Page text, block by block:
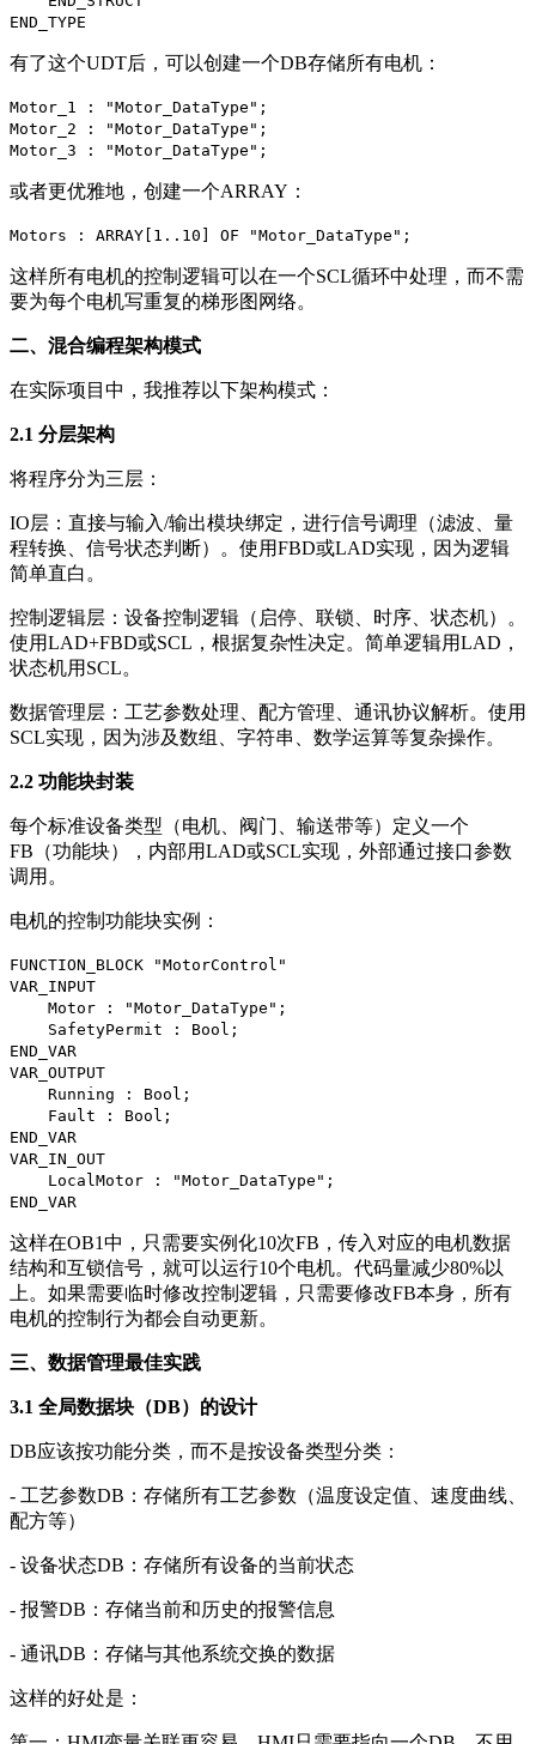
END_TYPE
有了这个UDT后，可以创建一个DB存储所有电机：
Motor_1 : "Motor_DataType";
Motor_2 : "Motor_DataType";
Motor_3 : "Motor_DataType";
或者更优雅地，创建一个ARRAY：
Motors : ARRAY[1..10] OF "Motor_DataType";
这样所有电机的控制逻辑可以在一个SCL循环中处理，而不需
要为每个电机写重复的梯形图网络。
二、混合编程架构模式
在实际项目中，我推荐以下架构模式：
2.1 分层架构
将程序分为三层：
IO层：直接与输入/输出模块绑定，进行信号调理（滤波、量
程转换、信号状态判断）。使用FBD或LAD实现，因为逻辑
简单直白。
控制逻辑层：设备控制逻辑（启停、联锁、时序、状态机）。
使用LAD+FBD或SCL，根据复杂性决定。简单逻辑用LAD，
状态机用SCL。
数据管理层：工艺参数处理、配方管理、通讯协议解析。使用
SCL实现，因为涉及数组、字符串、数学运算等复杂操作。
2.2 功能块封装
每个标准设备类型（电机、阀门、输送带等）定义一个
FB（功能块），内部用LAD或SCL实现，外部通过接口参数
调用。
电机的控制功能块实例：
FUNCTION_BLOCK "MotorControl"
VAR_INPUT
Motor : "Motor_DataType";
SafetyPermit : Bool;
END_VAR
VAR_OUTPUT
Running : Bool;
Fault : Bool;
END_VAR
VAR_IN_OUT
LocalMotor : "Motor_DataType";
END_VAR
这样在OB1中，只需要实例化10次FB，传入对应的电机数据
结构和互锁信号，就可以运行10个电机。代码量减少80%以
上。如果需要临时修改控制逻辑，只需要修改FB本身，所有
电机的控制行为都会自动更新。
三、数据管理最佳实践
3.1 全局数据块（DB）的设计
DB应该按功能分类，而不是按设备类型分类：
- 工艺参数DB：存储所有工艺参数（温度设定值、速度曲线、
配方等）
- 设备状态DB：存储所有设备的当前状态
- 报警DB：存储当前和历史的报警信息
- 通讯DB：存储与其他系统交换的数据
这样的好处是：